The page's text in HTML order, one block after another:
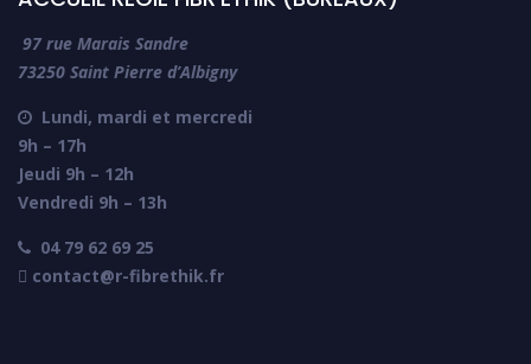
97 rue Marais Sandre
73250 Saint Pierre d’Albigny

Lundi, mardi et mercredi
9h – 17h
Jeudi 9h – 12h
Vendredi 9h – 13h

04 79 62 69 25
 contact@r-fibrethik.fr